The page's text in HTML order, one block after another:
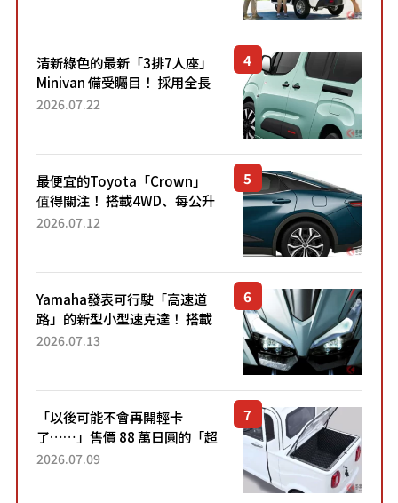
清新綠色的最新「3排7人座」
Minivan 備受矚目！ 採用全長
4.7公尺剛剛好的車身尺寸與
2026.07.22
最便宜的Toyota「Crown」
值得關注！ 搭載4WD、每公升
22.4公里低油耗表現超亮眼！
2026.07.12
Yamaha發表可行駛「高速道
路」的新型小型速克達！ 搭載
能享受超強勁「渦輪感」的動
2026.07.13
「以後可能不會再開輕卡
了……」售價 88 萬日圓的「超
迷你輕型貨車」引發兩極評
2026.07.09